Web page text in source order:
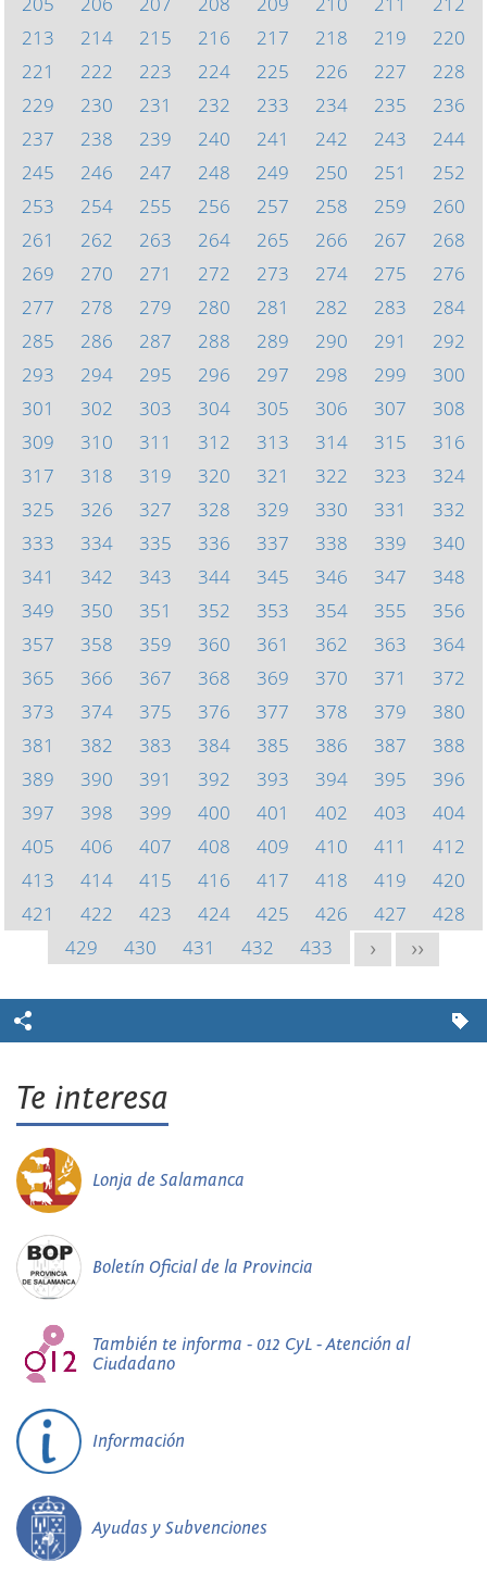
213
214 215 216 217 218 219
220
221
222 223 224 225 226 227
228
229
230 231 232 233 234 235
236
237
238 239 240 241 242 243
244
245
246 247 248 249 250 251
252
253
254 255 256 257 258 259
260
261
262 263 264 265 266 267
268
269
270 271 272 273 274 275
276
277
278 279 280 281 282 283
284
285
286 287 288 289 290 291
292
293
294 295 296 297 298 299
300
301
302 303 304 305 306 307
308
309
310 311 312 313 314 315
316
317
318 319 320 321 322 323
324
325
326 327 328 329 330 331
332
333
334 335 336 337 338 339
340
341
342 343 344 345 346 347
348
349
350 351 352 353 354 355
356
357
358 359 360 361 362 363
364
365
366 367 368 369 370 371
372
373
374 375 376 377 378 379
380
381
382 383 384 385 386 387
388
389
390 391 392 393 394 395
396
397
398 399 400 401 402 403
404
405
406 407 408 409 410 411
412
413
414 415 416 417 418 419
420
421
422 423 424 425 426 427
428
429
430 431 432 433 > >>
Te interesa
Lonja de Salamanca
Boletín Oficial de la Provincia
También te informa - 012 CyL - Atención al
Ciudadano
Información
Ayudas y Subvenciones